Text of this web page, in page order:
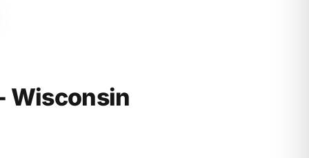
Wisconsin